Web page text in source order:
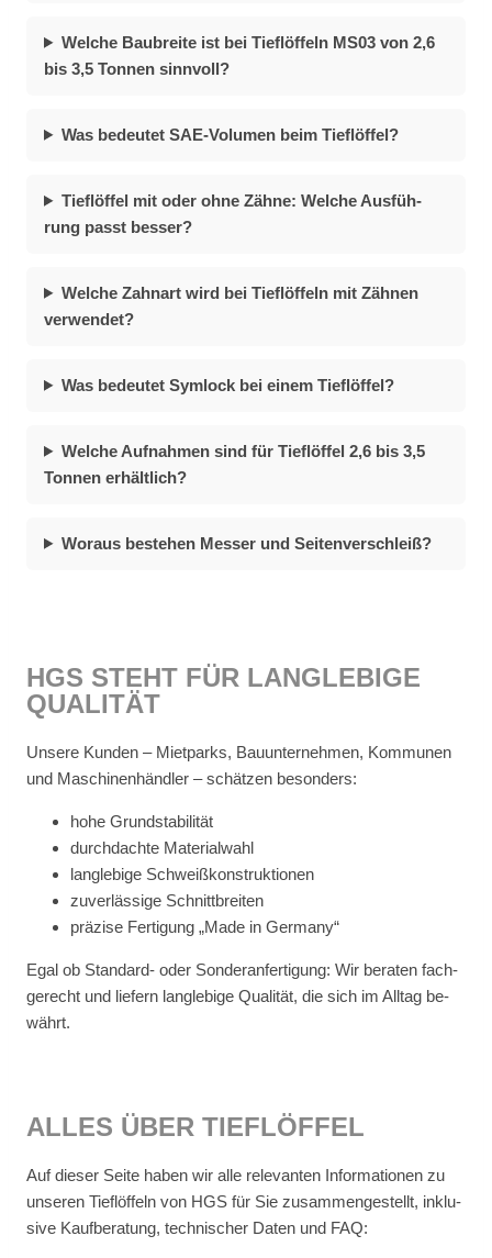
Wel­che Bau­brei­te ist bei Tief­löf­feln MS03 von 2,6
bis 3,5 Ton­nen sinn­voll?
Was be­deu­tet SAE-Vo­lu­men beim Tief­löf­fel?
Tief­löf­fel mit oder ohne Zäh­ne: Wel­che Aus­füh­
rung passt bes­ser?
Wel­che Zahn­art wird bei Tief­löf­feln mit Zäh­nen
ver­wen­det?
Was be­deu­tet Sym­lock bei ei­nem Tief­löf­fel?
Wel­che Auf­nah­men sind für Tief­löf­fel 2,6 bis 3,5
Ton­nen er­hält­lich?
Wor­aus be­stehen Mes­ser und Sei­ten­ver­schleiß?
HGS STEHT FÜR LANG­LE­BI­GE
QUA­LI­TÄT
Un­se­re Kun­den – Miet­parks, Bau­un­ter­neh­men, Kom­mu­nen
und Ma­schi­nen­händ­ler – schät­zen be­son­ders:
hohe Grund­sta­bi­li­tät
durch­dach­te Ma­te­ri­al­wahl
lang­le­bi­ge Schweiß­kon­struk­tio­nen
zu­ver­läs­si­ge Schnitt­brei­ten
prä­zi­se Fer­ti­gung „Made in Ger­ma­ny“
Egal ob Stan­dard- oder Son­der­an­fer­ti­gung: Wir be­ra­ten fach­
ge­recht und lie­fern lang­le­bi­ge Qua­li­tät, die sich im All­tag be­
währt.
AL­LES ÜBER TIEF­LÖF­FEL
Auf die­ser Sei­te ha­ben wir alle re­le­van­ten In­for­ma­tio­nen zu
un­se­ren Tief­löf­feln von HGS für Sie zu­sam­men­ge­stellt, in­klu­
si­ve Kauf­be­ra­tung, tech­ni­scher Da­ten und FAQ: